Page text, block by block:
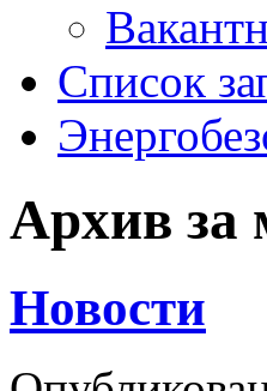
Список
Архив за
Новости